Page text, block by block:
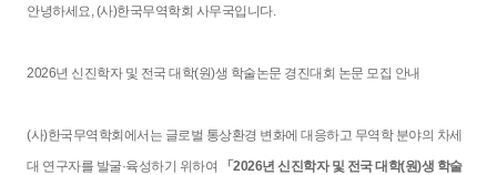
안녕하세요, (사)한국무역학회 사무국입니다.
2026년 신진학자 및 전국 대학(원)생 학술논문 경진대회 논문 모집 안내
(사)한국무역학회에서는 글로벌 통상환경 변화에 대응하고 무역학 분야의 차세
대 연구자를 발굴·육성하기 위하여 「2026년 신진학자 및 전국 대학(원)생 학술